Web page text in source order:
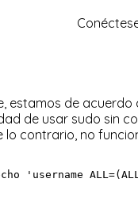
estamos de
de usar sudo sin
lo contrario, no
'username